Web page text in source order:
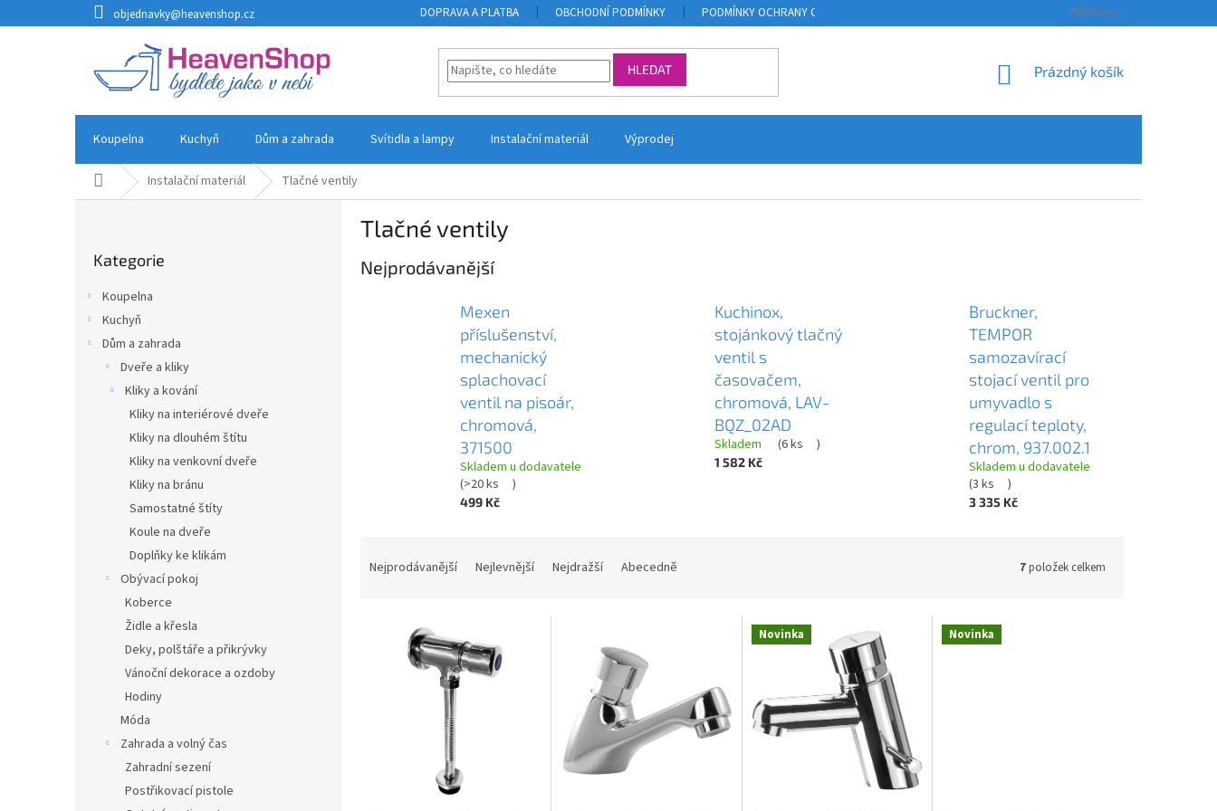
na
objednavky@heavenshop.cz DOPRAVA A PLATBA OBCHODNÍ PODMÍNKY PODMÍNKY OCHRANY OSOBNÍCH ÚDAJŮ ODSTOUPENÍ OD SMLOUVY A
Přihlášení
HLEDAT
NÁKUPNÍ
Prázdný košík
Koupelna Kuchyň Dům a zahrada Svítidla a lampy Instalační materiál Výprodej
Domů Instalační materiál Tlačné ventily
kategorie
Kategorie
Koupelna
Kuchyň
Dům a zahrada
Dveře a kliky
Kliky a kování
Kliky na interiérové dveře
Kliky na dlouhém štítu
Kliky na venkovní dveře
Kliky na bránu
Samostatné štíty
Koule na dveře
Doplňky ke klikám
Obývací pokoj
Koberce
Židle a křesla
Deky, polštáře a přikrývky
Vánoční dekorace a ozdoby
Hodiny
Móda
Zahrada a volný čas
Zahradní sezení
Postřikovací pistole
Tlačné ventily
Nejprodávanější
Mexen
příslušenství,
mechanický
splachovací
ventil na pisoár,
chromová,
371500
Skladem u dodavatele
(>20 ks )
499 Kč
Kuchinox,
stojánkový tlačný
ventil s
časovačem,
chromová, LAV-
BQZ_02AD
Skladem (6 ks )
1 582 Kč
Bruckner,
TEMPOR
samozavírací
stojací ventil pro
umyvadlo s
regulací teploty,
chrom, 937.002.1
Skladem u dodavatele
(3 ks )
3 335 Kč
Nejprodávanější Nejlevnější Nejdražší Abecedně 7položek celkem
Novinka Novinka